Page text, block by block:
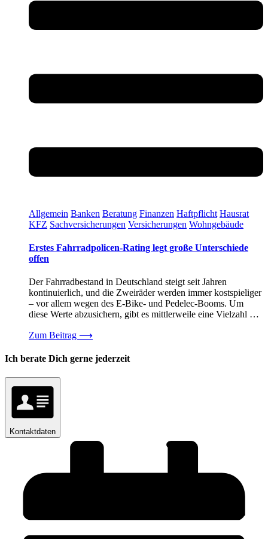
Allgemein Banken Beratung Finanzen Haftpflicht Hausrat
KFZ Sachversicherungen Versicherungen Wohngebäude
Erstes Fahrradpolicen-Rating legt große Unterschiede
offen
Der Fahrradbestand in Deutschland steigt seit Jahren
kontinuierlich, und die Zweiräder werden immer kostspieliger
– vor allem wegen des E-Bike- und Pedelec-Booms. Um
diese Werte abzusichern, gibt es mittlerweile eine Vielzahl …
Zum Beitrag ⟶
Ich berate Dich gerne jederzeit
Kontaktdaten